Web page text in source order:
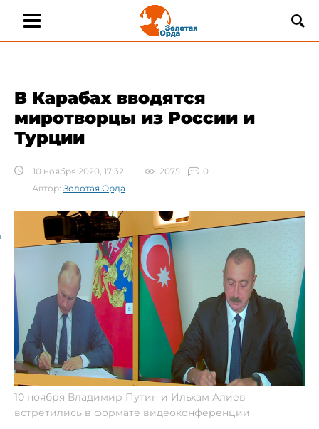
В Карабах вводятся
миротворцы из России и
Турции
10 ноября 2020, 17:32 2075
0
Автор: Золотая Орда
10 ноября Владимир Путин и Ильхам Алиев
встретились в формате видеоконференции